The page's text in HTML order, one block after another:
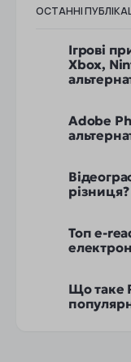
ОСТАННІ
Ігрові
Xbox,
Adobe
Топ e-
Що таке